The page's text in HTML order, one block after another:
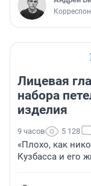
Лицевая
набора
изделия
9 часов 5 128
«Плохо, как
Кузбасса и его